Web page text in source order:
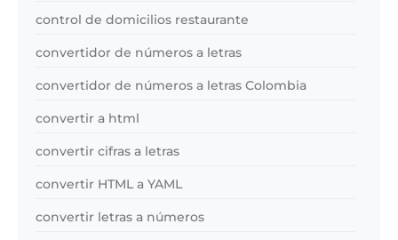
control de domicilios restaurante
convertidor de números a letras
convertidor de números a letras Colombia
convertir a html
convertir cifras a letras
convertir HTML a YAML
convertir letras a números